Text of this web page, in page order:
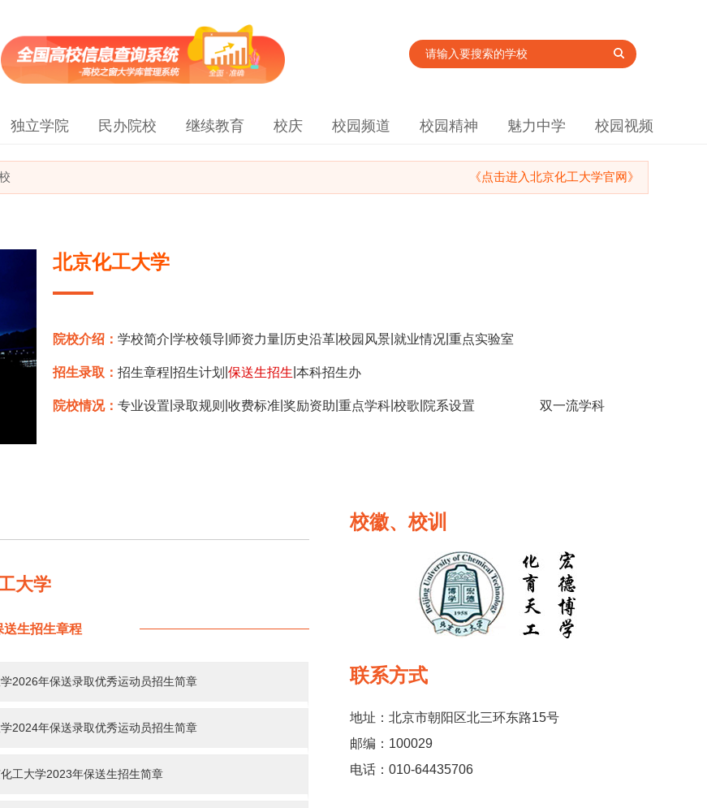
独立学院 民办院校 继续教育 校庆 校园频道 校园精神 魅力中学 校园视频
《点击进入北京化工大学官网》
北京化工大学
院校介绍：学校简介 |学校领导 师资力量 历史沿革 |校园风景 就业情况 |重点实验室
招生录取：招生章程 |招生计划 |保送生招生 |本科招生办
院校情况：专业设置 |录取规则 |收费标准 |奖励资助 |重点学科 |校歌 院系设置 双一流学科
大学
送生招生章程
2026年保送录取优秀运动员招生简章
2024年保送录取优秀运动员招生简章
工大学2023年保送生招生简章
校徽、校训
联系方式
地址：北京市朝阳区北三环东路15号
邮编：100029
电话：010-64435706